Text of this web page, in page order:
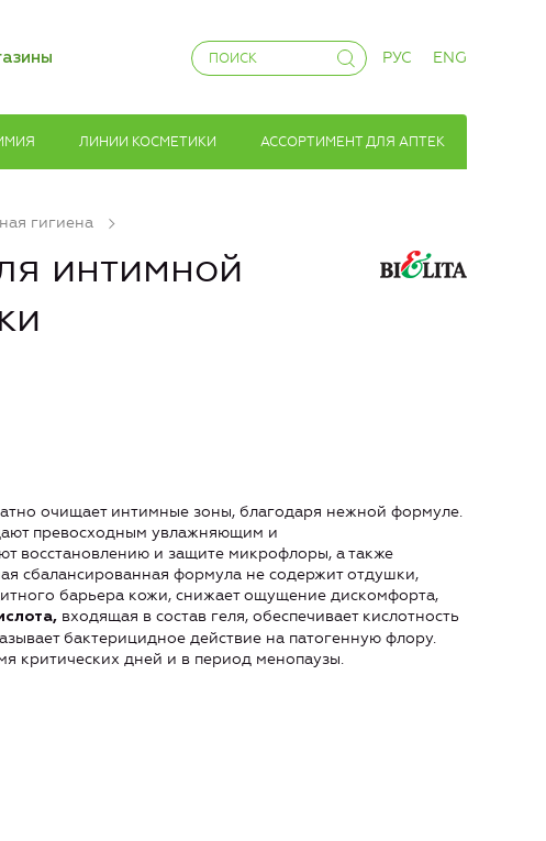
РУС ENG
ЛИНИИ КОСМЕТИКИ АССОРТИМЕНТ ДЛЯ АПТЕК
гигиена
интимной
очищает интимные зоны, благодаря нежной формуле.
превосходным увлажняющим и
восстановлению и защите микрофлоры, а также
сбалансированная формула не содержит отдушки,
барьера кожи, снижает ощущение дискомфорта,
входящая в состав геля, обеспечивает кислотность
бактерицидное действие на патогенную флору.
критических дней и в период менопаузы.